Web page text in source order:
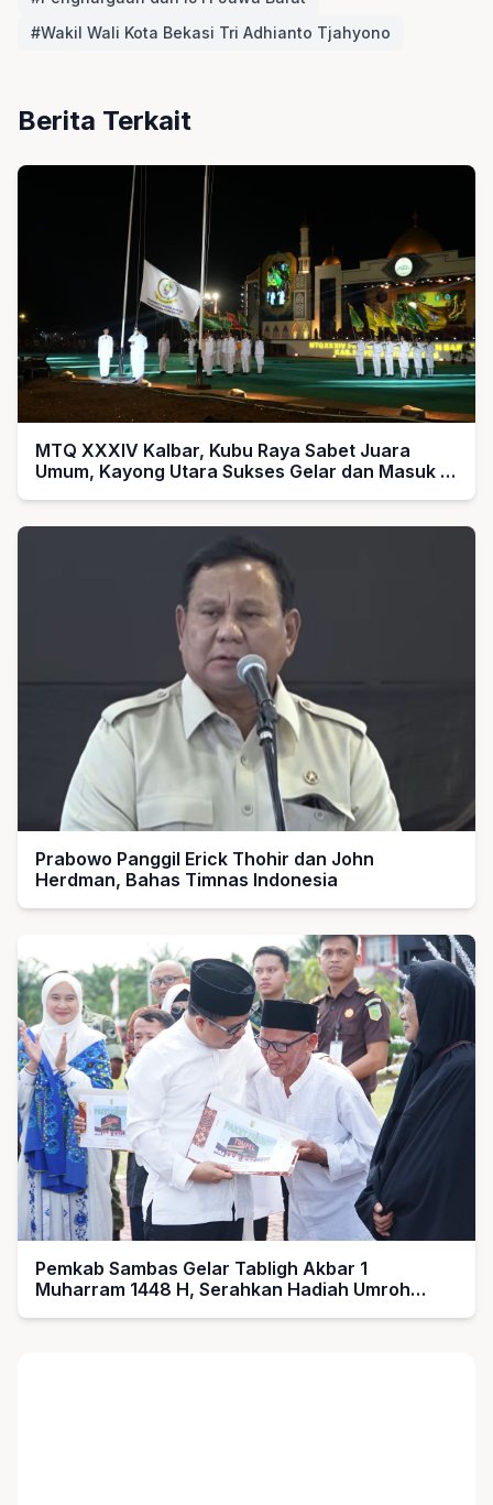
#Wakil Wali Kota Bekasi Tri Adhianto Tjahyono
Berita Terkait
MTQ XXXIV Kalbar, Kubu Raya Sabet Juara
Umum, Kayong Utara Sukses Gelar dan Masuk 5
Prabowo Panggil Erick Thohir dan John
Herdman, Bahas Timnas Indonesia
Pemkab Sambas Gelar Tabligh Akbar 1
Muharram 1448 H, Serahkan Hadiah Umroh